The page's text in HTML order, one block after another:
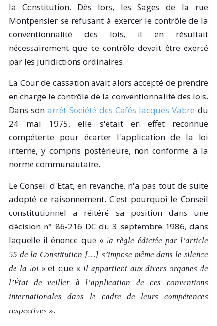
la Constitution. Dès lors, les Sages de la rue
Montpensier se refusant à exercer le contrôle de la
conventionnalité des lois, il en résultait
nécessairement que ce contrôle devait être exercé
par les juridictions ordinaires.
La Cour de cassation avait alors accepté de prendre
en charge le contrôle de la conventionnalité des lois.
Dans son arrêt Société des Cafés Jacques Vabre du
24 mai 1975, elle s'était en effet reconnue
compétente pour écarter l'application de la loi
interne, y compris postérieure, non conforme à la
norme communautaire.
Le Conseil d'Etat, en revanche, n'a pas tout de suite
adopté ce raisonnement. C'est pourquoi le Conseil
constitutionnel a réitéré sa position dans une
décision n° 86-216 DC du 3 septembre 1986, dans
laquelle il énonce que « la règle édictée par l’article
55 de la Constitution […] s’impose même dans le silence
de la loi » et que « il appartient aux divers organes de
l’État de veiller à l’application de ces conventions
internationales dans le cadre de leurs compétences
respectives ».